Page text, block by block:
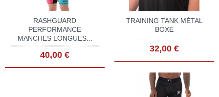
RASHGUARD
PERFORMANCE
MANCHES LONGUES...
40,00 €
TRAINING TANK MÉTAL
BOXE
32,00 €